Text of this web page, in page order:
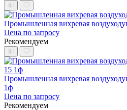
Промышленная вихревая
Цена по запросу
Рекомендуем
Промышленная вихревая
1ф
Цена по запросу
Рекомендуем